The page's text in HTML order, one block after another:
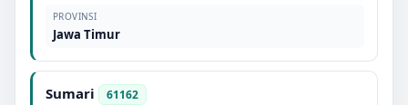
PROVINSI
Jawa Timur
Sumari 61162